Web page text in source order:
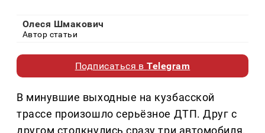
Олеся Шмакович
Автор статьи
Подписаться вTelegram
В минувшие выходные на кузбасской
трассе произошло серьёзное ДТП. Друг с
другом столкнулись сразу три автомобиля.